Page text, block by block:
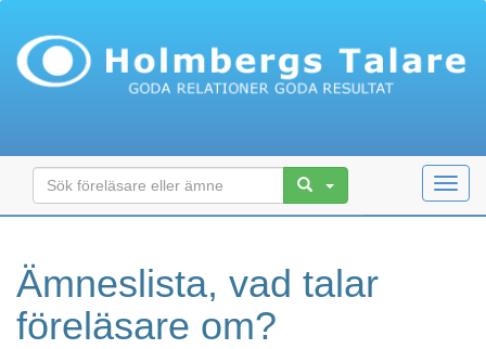
Ämneslista, vad talar
föreläsare om?